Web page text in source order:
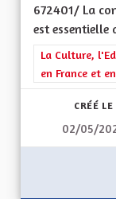
672401/ La
est
Filtrer les
La Culture,
en France et
CRÉÉ LE
02/05/